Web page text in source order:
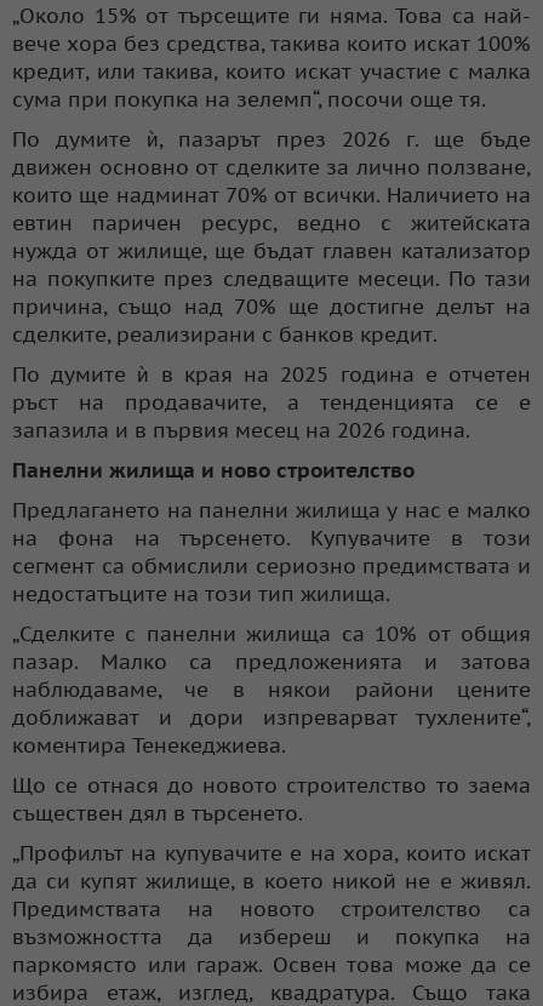
„Около 15% от търсещите ги няма. Това са най-
вече хора без средства, такива които искат 100%
кредит, или такива, които искат участие с малка
сума при покупка на зелемп“, посочи още тя.
По думите ѝ, пазарът през 2026 г. ще бъде
движен основно от сделките за лично ползване,
които ще надминат 70% от всички. Наличието на
евтин паричен ресурс, ведно с житейската
нужда от жилище, ще бъдат главен катализатор
на покупките през следващите месеци. По тази
причина, също над 70% ще достигне делът на
сделките, реализирани с банков кредит.
По думите ѝ в края на 2025 година е отчетен
ръст на продавачите, а тенденцията се е
запазила и в първия месец на 2026 година.
Панелни жилища и ново строителство
Предлагането на панелни жилища у нас е малко
на фона на търсенето. Купувачите в този
сегмент са обмислили сериозно предимствата и
недостатъците на този тип жилища.
„Сделките с панелни жилища са 10% от общия
пазар. Малко са предложенията и затова
наблюдаваме, че в някои райони цените
доближават и дори изпреварват тухлените“,
коментира Тенекеджиева.
Що се отнася до новото строителство то заема
съществен дял в търсенето.
„Профилът на купувачите е на хора, които искат
да си купят жилище, в което никой не е живял.
Предимствата на новото строителство са
възможността да избереш и покупка на
паркомясто или гараж. Освен това може да се
избира етаж, изглед, квадратура. Също така